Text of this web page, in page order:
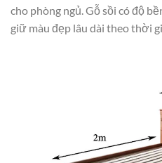
cho phòng ngủ. Gỗ sồi có độ
giữ màu đẹp lâu dài theo thời